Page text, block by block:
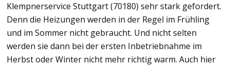
Klempnerservice Stuttgart (70180) sehr stark gefordert.
Denn die Heizungen werden in der Regel im Frühling
und im Sommer nicht gebraucht. Und nicht selten
werden sie dann bei der ersten Inbetriebnahme im
Herbst oder Winter nicht mehr richtig warm. Auch hier